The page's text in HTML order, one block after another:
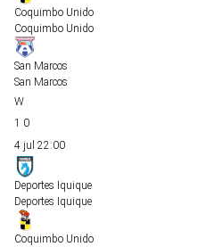
Coquimbo Unido
Coquimbo Unido
San Marcos
San Marcos
1 0
4 jul 22:00
Deportes Iquique
Deportes Iquique
Coquimbo Unido